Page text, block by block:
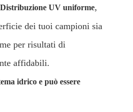
Distribuzione UV uniforme,
dei tuoi campioni sia
per risultati di
affidabili.
idrico e può essere